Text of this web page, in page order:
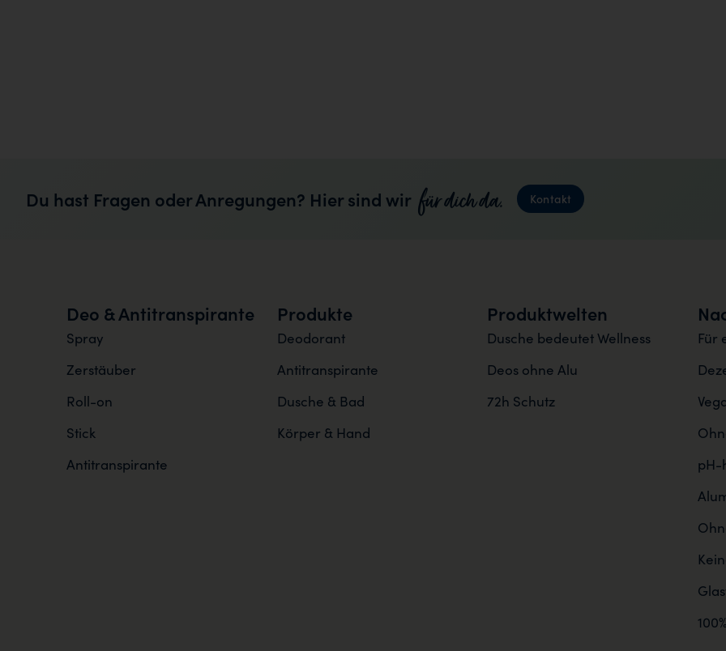
Du hast Fragen oder Anregungen? Hier sind wir für dich da. Kontakt
Deo & Antitranspirante
Spray
Zerstäuber
Roll-on
Stick
Antitranspirante
Produkte
Deodorant
Antitranspirante
Dusche & Bad
Körper & Hand
Produktwelten
Dusche bedeutet Wellness
Deos ohne Alu
72h Schutz
Für
pH-